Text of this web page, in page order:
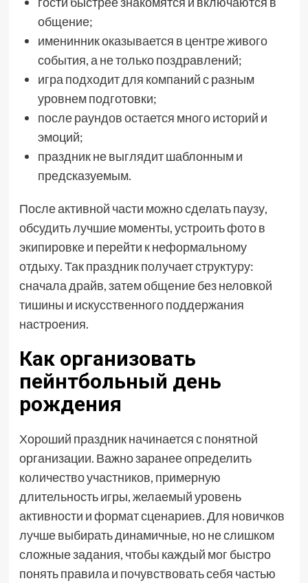
общение;
именинник оказывается в центре живого
события, а не только поздравлений;
игра подходит для компаний с разным
уровнем подготовки;
после раундов остается много историй и
эмоций;
праздник не выглядит шаблонным и
предсказуемым.
После активной части можно сделать паузу,
обсудить лучшие моменты, устроить фото в
экипировке и перейти к неформальному
отдыху. Так праздник получает структуру:
сначала драйв, затем общение без неловкой
тишины и искусственного поддержания
настроения.
Как организовать
пейнтбольный день
рождения
Хороший праздник начинается с понятной
организации. Важно заранее определить
количество участников, примерную
длительность игры, желаемый уровень
активности и формат сценариев. Для новичков
лучше выбирать динамичные, но не слишком
сложные задания, чтобы каждый мог быстро
понять правила и почувствовать себя частью